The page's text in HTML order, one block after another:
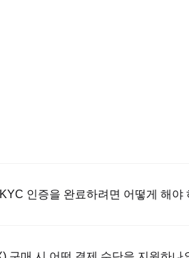
인증을 완료하려면 어떻게 해야